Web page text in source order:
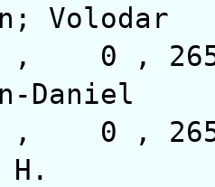
Volodar
0 ,
Daniel
0 ,
H.